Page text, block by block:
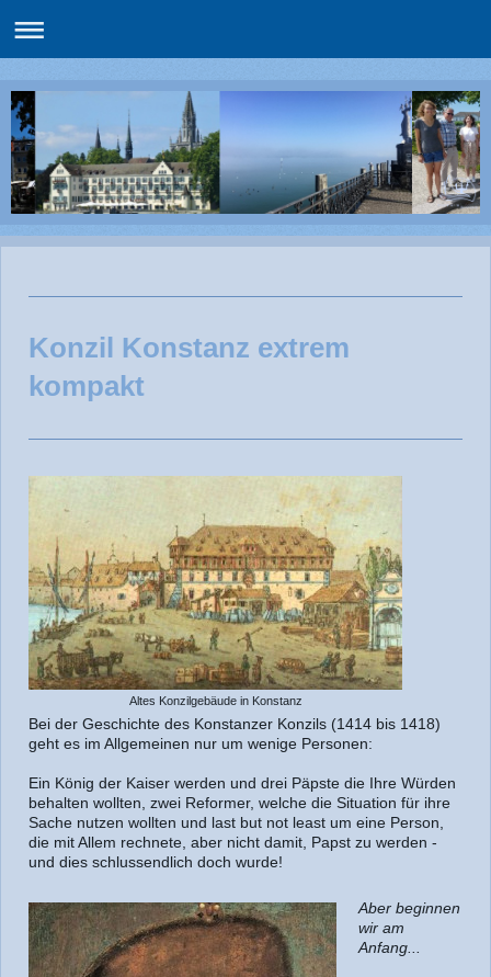
Konzil Konstanz extrem
kompakt
Altes Konzilgebäude in Konstanz
Bei der Geschichte des Konstanzer Konzils (1414 bis 1418)
geht es im Allgemeinen nur um wenige Personen:
Ein König der Kaiser werden und drei Päpste die Ihre Würden
behalten wollten, zwei Reformer, welche die Situation für ihre
Sache nutzen wollten und last but not least um eine Person,
die mit Allem rechnete, aber nicht damit, Papst zu werden -
und dies schlussendlich doch wurde!
Aber beginnen
wir am
Anfang...